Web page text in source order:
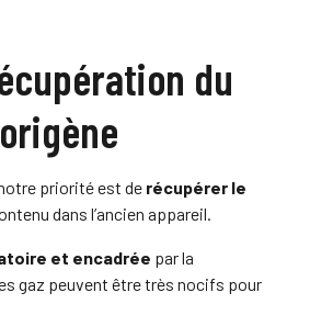
du
priorité est de récupérer le
dans l’ancien appareil.
et encadrée par la
gaz peuvent être très nocifs pour